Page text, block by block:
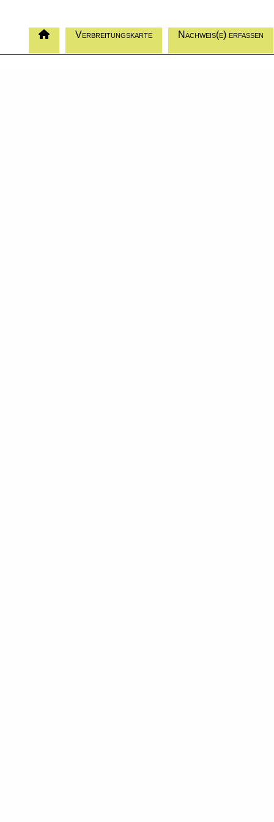
Verbreitungskarte Nachweis(e) erfassen